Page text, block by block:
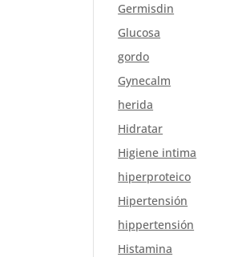
Germisdin
Glucosa
gordo
Gynecalm
herida
Hidratar
Higiene intima
hiperproteico
Hipertensión
hippertensión
Histamina